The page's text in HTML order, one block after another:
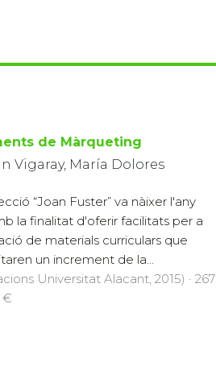
de Màrqueting
Vigaray, María Dolores
“Joan Fuster” va nàixer l'any
la finalitat d'oferir facilitats per a
de materials curriculars que
un increment de la...
Universitat Alacant, 2015) · 267
€